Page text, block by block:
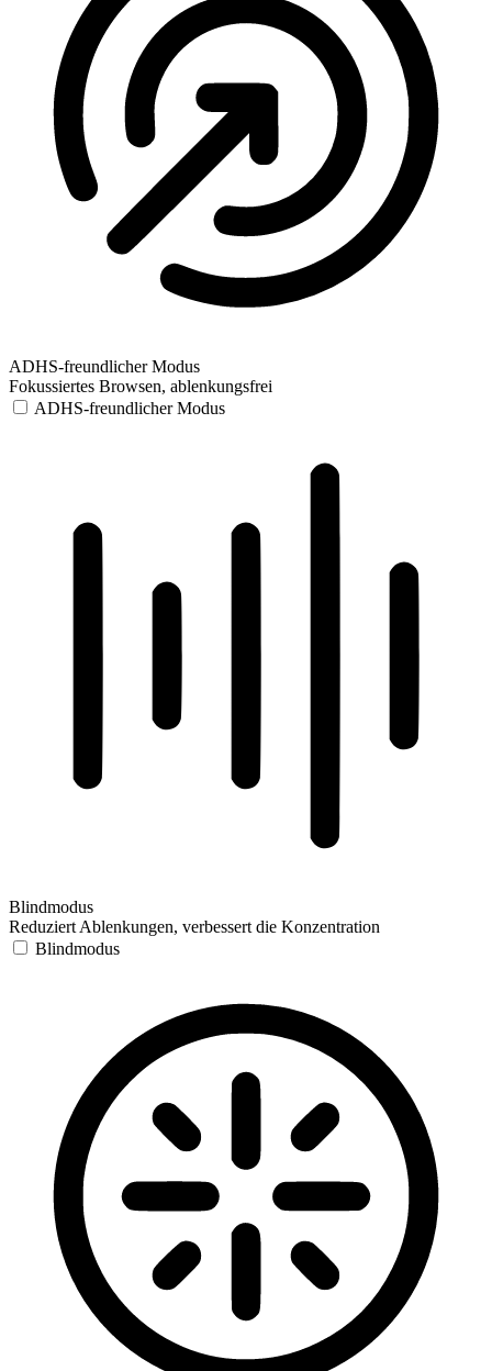
ADHS-freundlicher Modus
Fokussiertes Browsen, ablenkungsfrei
ADHS-freundlicher Modus
Blindmodus
Reduziert Ablenkungen, verbessert die Konzentration
Blindmodus